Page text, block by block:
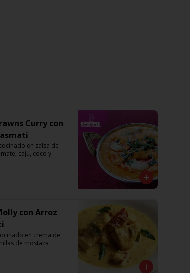
Curry con
en salsa de
cajú, coco y
con Arroz
en crema de
de mostaza